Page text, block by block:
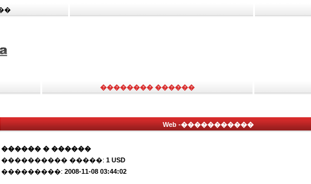
�������� ������
Web -�����������
������ � ������
���������� �����: 1 USD
���������: 2008-11-08 03:44:02